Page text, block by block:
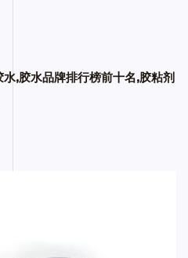
,胶水品牌排行榜前十名,胶粘剂